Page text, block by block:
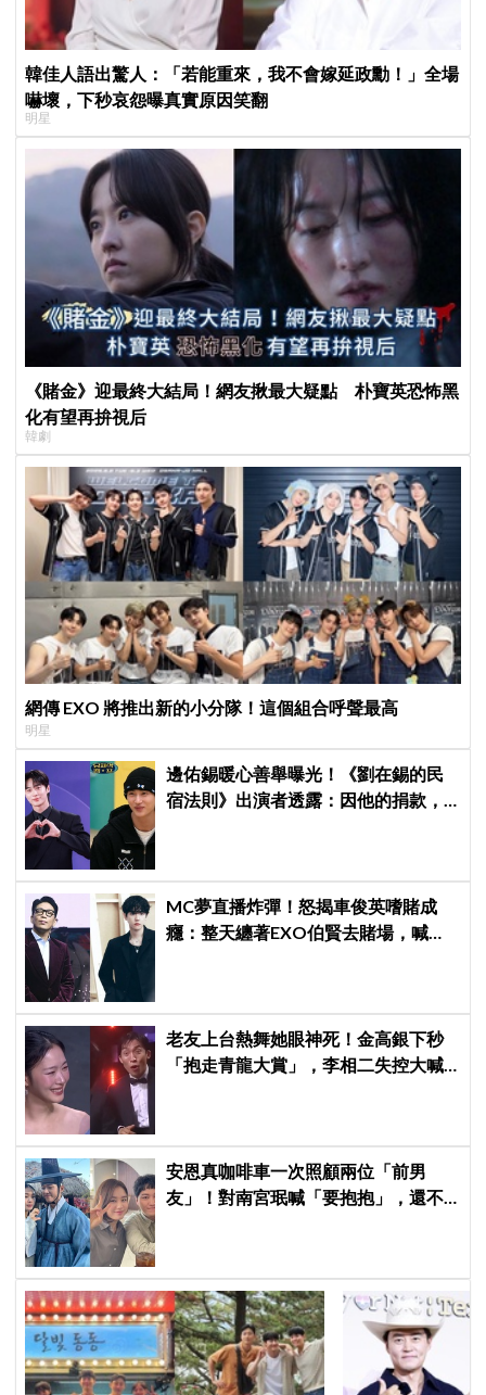
韓佳人語出驚人：「若能重來，我不會嫁延政勳！」全場
嚇壞，下秒哀怨曝真實原因笑翻
明星
《賭金》迎最終大結局！網友揪最大疑點 朴寶英恐怖黑
化有望再拚視后
韓劇
網傳 EXO 將推出新的小分隊！這個組合呼聲最高
明星
邊佑錫暖心善舉曝光！《劉在錫的民
宿法則》出演者透露：因他的捐款，
MC夢直播炸彈！怒揭車俊英嗜賭成
癮：整天纏著EXO伯賢去賭場，喊話
老友上台熱舞她眼神死！金高銀下秒
「抱走青龍大賞」，李相二失控大喊
安恩真咖啡車一次照顧兩位「前男
友」！對南宮珉喊「要抱抱」，還不